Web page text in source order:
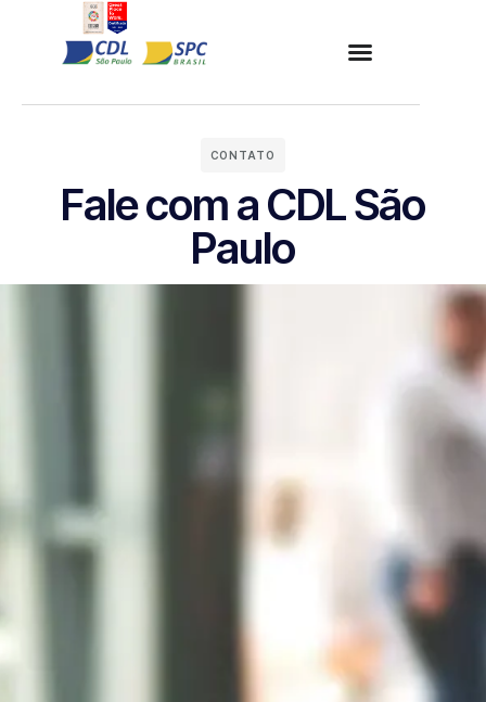
CONTATO
Fale com a CDL São
Paulo